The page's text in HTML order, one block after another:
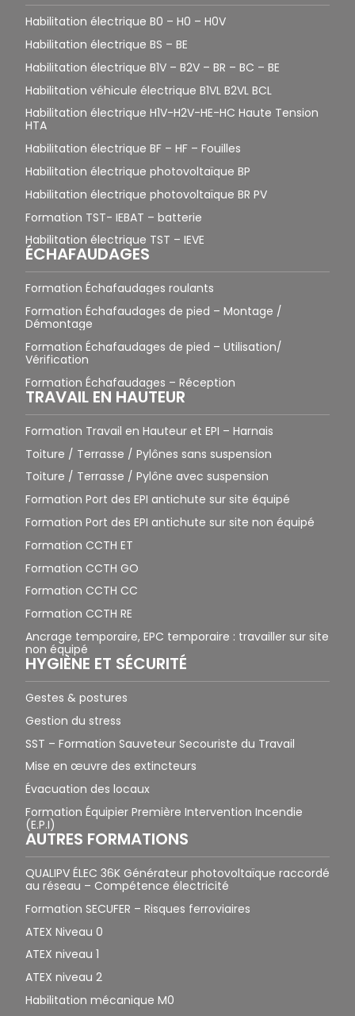
Habilitation électrique B0 – H0 – H0V
Habilitation électrique BS – BE
Habilitation électrique B1V – B2V – BR – BC – BE
Habilitation véhicule électrique B1VL B2VL BCL
Habilitation électrique H1V-H2V-HE-HC Haute Tension
HTA
Habilitation électrique BF – HF – Fouilles
Habilitation électrique photovoltaïque BP
Habilitation électrique photovoltaïque BR PV
Formation TST- IEBAT – batterie
Habilitation électrique TST – IEVE
ÉCHAFAUDAGES
Formation Échafaudages roulants
Formation Échafaudages de pied – Montage /
Démontage
Formation Échafaudages de pied – Utilisation/
Vérification
Formation Échafaudages – Réception
TRAVAIL EN HAUTEUR
Formation Travail en Hauteur et EPI – Harnais
Toiture / Terrasse / Pylônes sans suspension
Toiture / Terrasse / Pylône avec suspension
Formation Port des EPI antichute sur site équipé
Formation Port des EPI antichute sur site non équipé
Formation CCTH ET
Formation CCTH GO
Formation CCTH CC
Formation CCTH RE
Ancrage temporaire, EPC temporaire : travailler sur site
non équipé
HYGIÈNE ET SÉCURITÉ
Gestes & postures
Gestion du stress
SST – Formation Sauveteur Secouriste du Travail
Mise en œuvre des extincteurs
Évacuation des locaux
Formation Équipier Première Intervention Incendie
(E.P.I)
AUTRES FORMATIONS
QUALIPV ÉLEC 36K Générateur photovoltaïque raccordé
au réseau – Compétence électricité
Formation SECUFER – Risques ferroviaires
ATEX Niveau 0
ATEX niveau 1
ATEX niveau 2
Habilitation mécanique M0